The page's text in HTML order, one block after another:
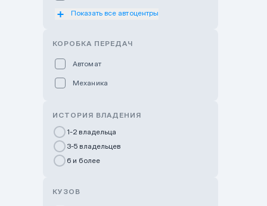
Mycar Uralsk
GWM Nurly Zhol
Chery Astana
Показать все автоцентры
КОРОБКА ПЕРЕДАЧ
Автомат
Механика
ИСТОРИЯ ВЛАДЕНИЯ
1-2 владельца
3-5 владельцев
6 и более
КУЗОВ